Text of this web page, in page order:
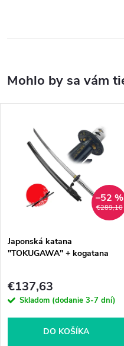
€289,10
–52 %
Japonská katana
"TOKUGAWA" + kogatana
€137,63
Skladom (dodanie 3-7 dní)
DO KOŠÍKA